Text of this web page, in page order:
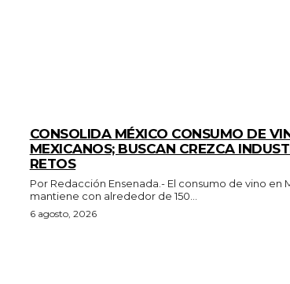
CONSOLIDA MÉXICO CONSUMO DE
MEXICANOS; BUSCAN CREZCA
RETOS
Por Redacción Ensenada.- El consumo de vino en México se
mantiene con alrededor de 150...
6 agosto, 2026